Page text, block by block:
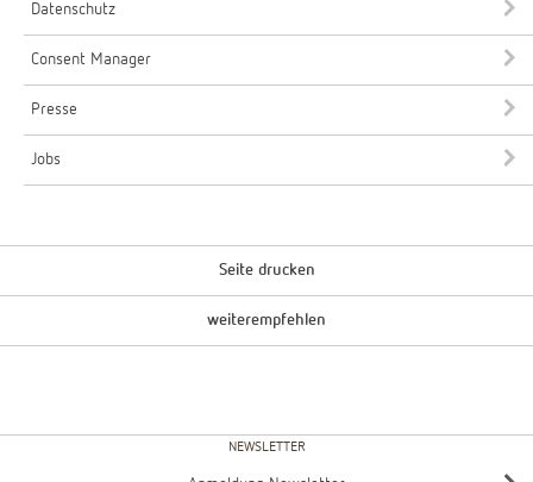
Datenschutz
Consent Manager
Presse
Jobs
Seite drucken
weiterempfehlen
NEWSLETTER